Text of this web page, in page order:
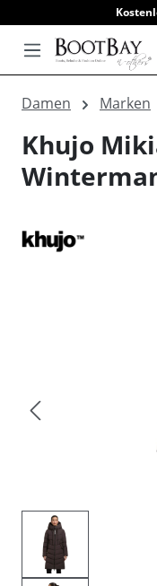
Damen Marken
Khujo